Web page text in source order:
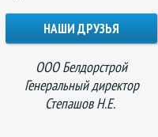
НАШИ ДРУЗЬЯ
ООО Белдорстрой
Генеральный директор
Степашов Н.Е.